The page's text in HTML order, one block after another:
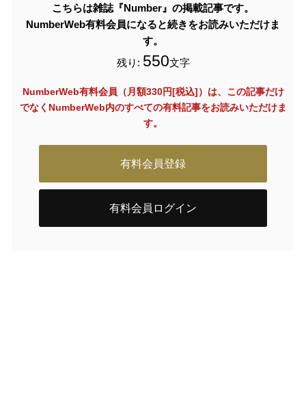
こちらは雑誌『Number』の掲載記事です。
NumberWeb有料会員になると続きをお読みいただけま
す。
残り: 550文字
NumberWeb有料会員（月額330円[税込]）は、この記事だけ
でなく NumberWeb内のすべての有料記事をお読みいただけま
す。
有料会員登録
有料会員ログイン